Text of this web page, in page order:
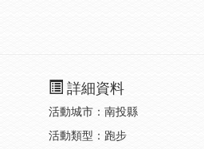
詳細資料
活動城市：南投縣
活動類型：跑步